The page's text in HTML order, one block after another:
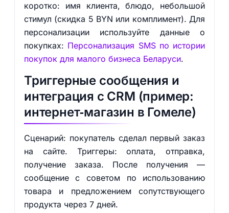
коротко: имя клиента, блюдо, небольшой
стимул (скидка 5 BYN или комплимент). Для
персонализации используйте данные о
покупках: Персонализация SMS по истории
покупок для малого бизнеса Беларуси.
Триггерные сообщения и
интеграция с CRM (пример:
интернет‑магазин в Гомеле)
Сценарий: покупатель сделал первый заказ
на сайте. Триггеры: оплата, отправка,
получение заказа. После получения —
сообщение с советом по использованию
товара и предложением сопутствующего
продукта через 7 дней.